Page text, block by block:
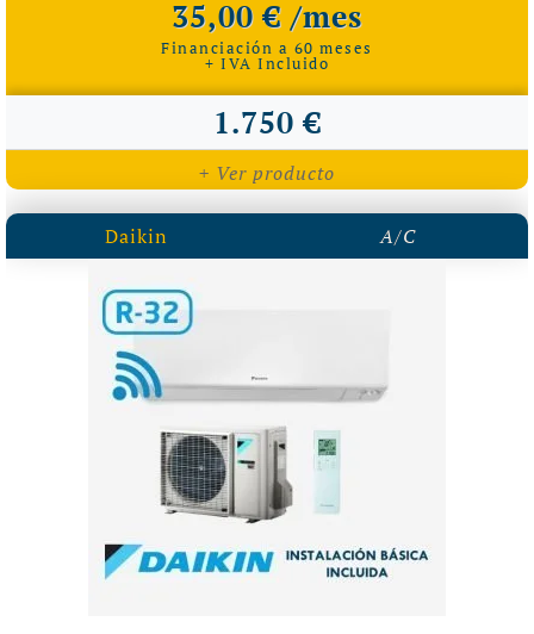
35,00 € /mes
Financiación a 60 meses
+ IVA Incluido
1.750 €
+ Ver producto
Daikin A/C